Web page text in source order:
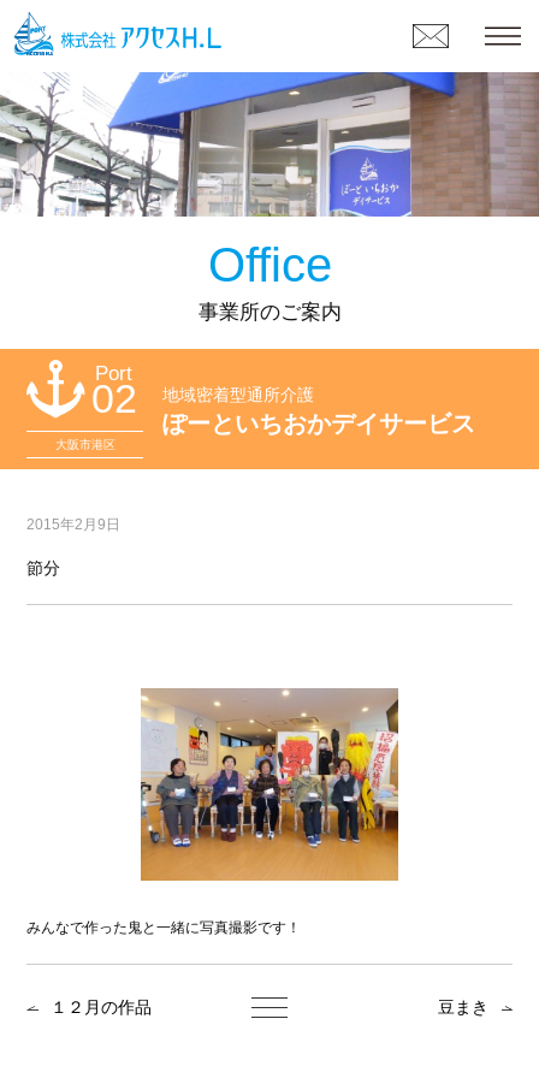
Office
事業所のご案内
Port
02
大阪市港区
地域密着型通所介護
ぽーといちおかデイサービス
2015年2月9日
節分
みんなで作った鬼と一緒に写真撮影です！
１２月の作品 豆まき